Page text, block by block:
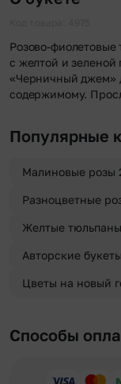
Розово-фиолетовые
с желтой и
«Черничный джем»
содержимому.
Популярные
Малиновые розы
Разноцветные
Желтые
Авторские букеты
Цветы на новый
Способы